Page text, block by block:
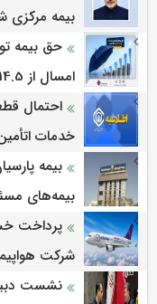
بیمه مركزی
حق بیمه
امسال از 14.5 همت گذشت
احتمال
خدمات
بیمه
بیمه‌های
شرکت
نشست دبیر